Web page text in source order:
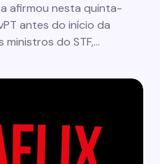
afirmou nesta quinta-
antes do início da
do STF,…